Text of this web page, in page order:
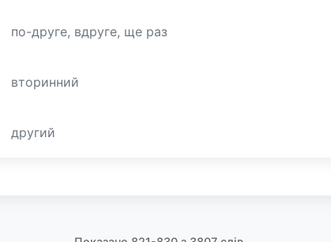
по-друге, вдруге, ще раз
вторинний
другий